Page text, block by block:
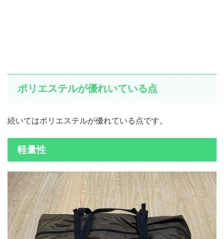
ポリエステルが優れいている点
続いてはポリエステルが優れている点です。
軽量性